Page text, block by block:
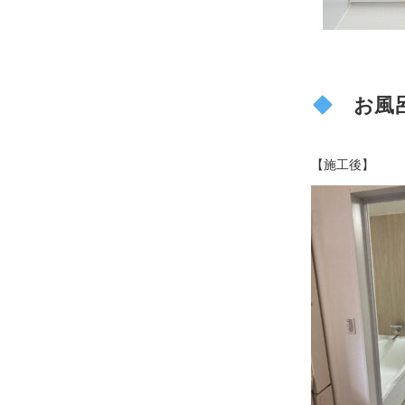
お風
【施工後】